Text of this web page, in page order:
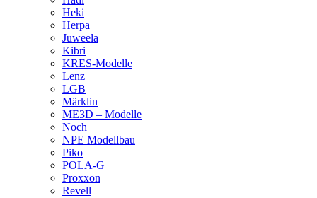
Heki
Herpa
Juweela
Kibri
KRES-Modelle
Lenz
LGB
Märklin
ME3D – Modelle
Noch
NPE Modellbau
Piko
POLA-G
Proxxon
Revell